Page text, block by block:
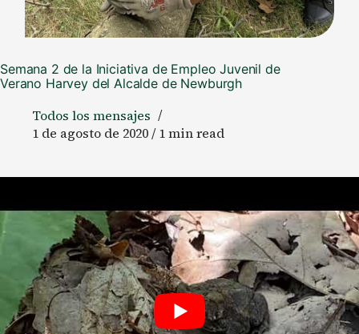
Semana 2 de la Iniciativa de Empleo Juvenil de
Verano Harvey del Alcalde de Newburgh
Todos los mensajes
1 de agosto de 2020 / 1 min read
Los trabajadores juveniles de verano se han centrado en
resumen de todo el trabajo duro y los logros que
continúan enseñando habilidades prácticas y creando
oportunidades para que los trabajadores juveniles
continúen creciendo. Ayudamos a despejar el camino
hasta el punto más alto de Newburgh, Nueva York. La
cima de Snake Hill es una visita obligada y disfrutamos
de nuestro almuerzo con vistas al valle de Hudson.